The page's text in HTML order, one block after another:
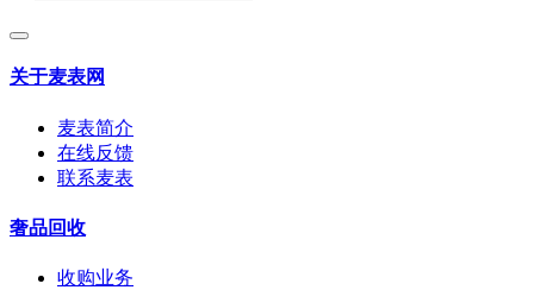
关于麦表网
麦表简介
在线反馈
联系麦表
奢品回收
收购业务